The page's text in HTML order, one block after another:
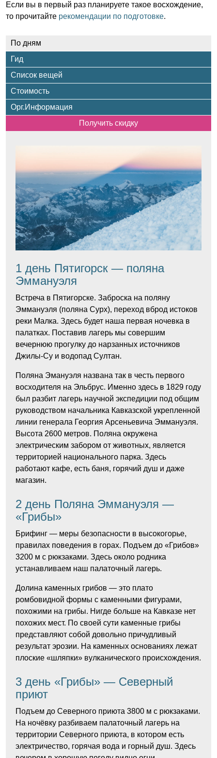
Если вы в первый раз планируете такое восхождение,
то прочитайте рекомендации по подготовке.
По дням
Гид
Список вещей
Стоимость
Орг.Информация
Получить скидку
1 день Пятигорск — поляна
Эммануэля
Встреча в Пятигорске. Заброска на поляну
Эммануэля (поляна Сурх), переход вброд истоков
реки Малка. Здесь будет наша первая ночевка в
палатках. Поставив лагерь мы совершим
вечернюю прогулку до нарзанных источников
Джилы-Су и водопад Султан.
Поляна Эмануэля названа так в честь первого
восходителя на Эльбрус. Именно здесь в 1829 году
был разбит лагерь научной экспедиции под общим
руководством начальника Кавказской укрепленной
линии генерала Георгия Арсеньевича Эммануэля.
Высота 2600 метров. Поляна окружена
электрическим забором от животных, является
территорией национального парка. Здесь
работают кафе, есть баня, горячий душ и даже
магазин.
2 день Поляна Эммануэля —
«Грибы»
Брифинг — меры безопасности в высокогорье,
правилах поведения в горах. Подъем до «Грибов»
3200 м с рюкзаками. Здесь около родника
устанавливаем наш палаточный лагерь.
Долина каменных грибов — это плато
ромбовидной формы с каменными фигурами,
похожими на грибы. Нигде больше на Кавказе нет
похожих мест. По своей сути каменные грибы
представляют собой довольно причудливый
результат эрозии. На каменных основаниях лежат
плоские «шляпки» вулканического происхождения.
3 день «Грибы» — Северный
приют
Подъем до Северного приюта 3800 м с рюкзаками.
На ночёвку разбиваем палаточный лагерь на
территории Северного приюта, в котором есть
электричество, горячая вода и горный душ. Здесь